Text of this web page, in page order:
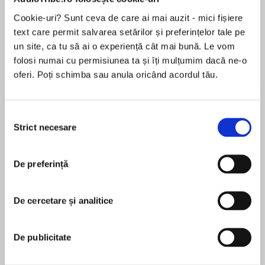
Cookie-uri? Sunt ceva de care ai mai auzit - mici fișiere
text care permit salvarea setărilor și preferințelor tale pe
un site, ca tu să ai o experiență cât mai bună. Le vom
folosi numai cu permisiunea ta și îți mulțumim dacă ne-o
oferi. Poți schimba sau anula oricând acordul tău.
consimțământului
Strict necesare
De preferință
De cercetare și analitice
De publicitate
de...
Dani Francis
la...
Lauren Weisberger
Desprecarte
from Cindy Lin, author ofThe Twelve, featuring a
blend of East and Southeast Asian folklore and
hero’s destiny.
thirteenth birthday or lose the throne
MAI MULT
A former journalist with degrees from the